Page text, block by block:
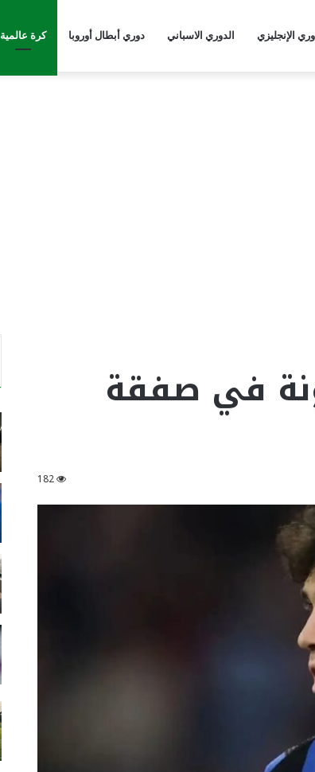
الإنجليزي الدوري الاسباني دوري أبطال أوروبا كرة عالمية
في صفقة
182